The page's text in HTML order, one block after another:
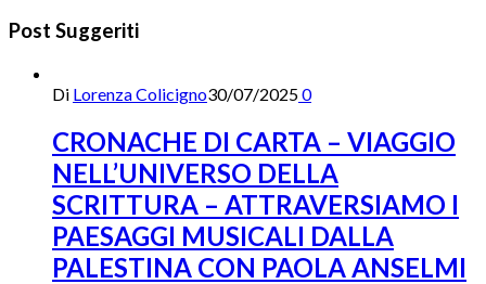
Post Suggeriti
Di Lorenza Colicigno30/07/20250
CRONACHE DI CARTA – VIAGGIO
NELL’UNIVERSO DELLA
SCRITTURA – ATTRAVERSIAMO I
PAESAGGI MUSICALI DALLA
PALESTINA CON PAOLA ANSELMI